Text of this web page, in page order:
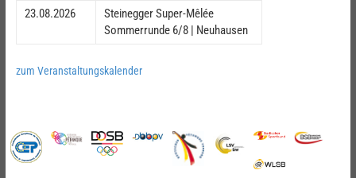
23.08.2026
Steinegger Super-Mêlée
Sommerrunde 6/8 | Neuhausen
zum Veranstaltungskalender